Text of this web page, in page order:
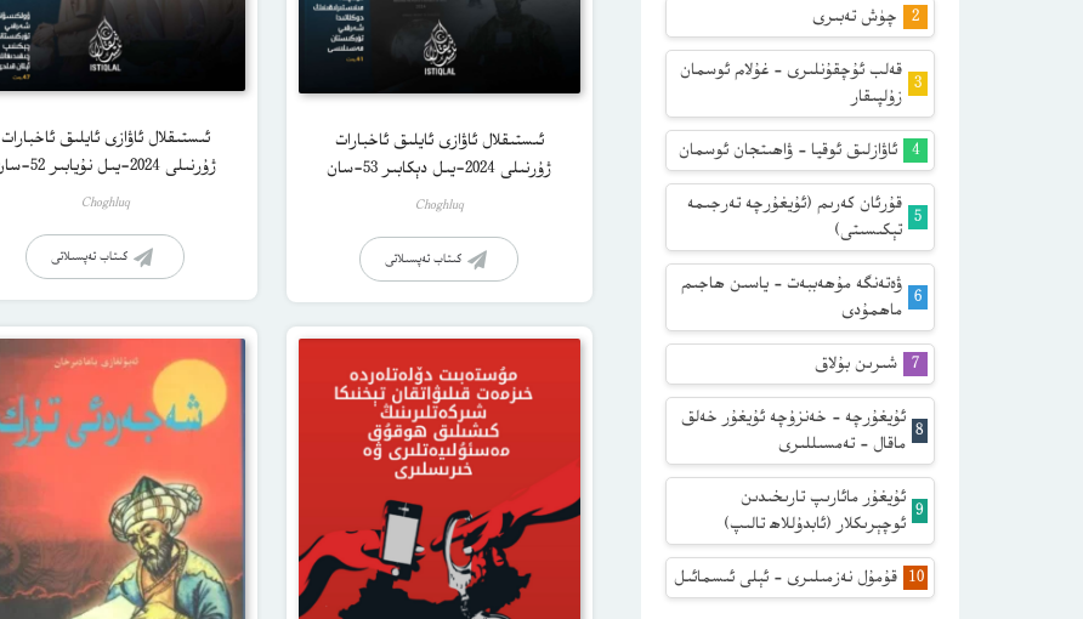
ئىستىقلال ئاۋازى ئايلىق ئاخبارات
ژۇرنىلى 2024-يىل دېكابىر 53-سان
Choghluq
كىتاب تەپسىلاتى
ئىستىقلال ئاۋازى ئايلىق ئاخبارات
ژۇرنىلى 2024-يىل نۇيابىر 52-سان
Choghluq
كىتاب تەپسىلاتى
چۈش تەبىرى
قەلب ئۇچقۇنلىرى – غۇلام ئوسمان
زۇلپىقار
ئاۋازلىق ئوقيا – ۋاھىتجان ئوسمان
قۇرئان كەرىم (ئۇيغۇرچە تەرجىمە
تېكىسىتى)
ۋەتەنگە مۇھەببەت – ياسىن ھاجىم
ماھمۇدى
شىرىن بۇلاق
ئۇيغۇرچە – خەنزۇچە ئۇيغۇر خەلق
ماقال – تەمسىللىرى
ئۇيغۇر مائارىپ تارىخىدىن
ئوچېرىكلار (ئابدۇللاھ تالىپ)
قۇمۇل نەزمىلىرى – ئېلى ئىسمائىل